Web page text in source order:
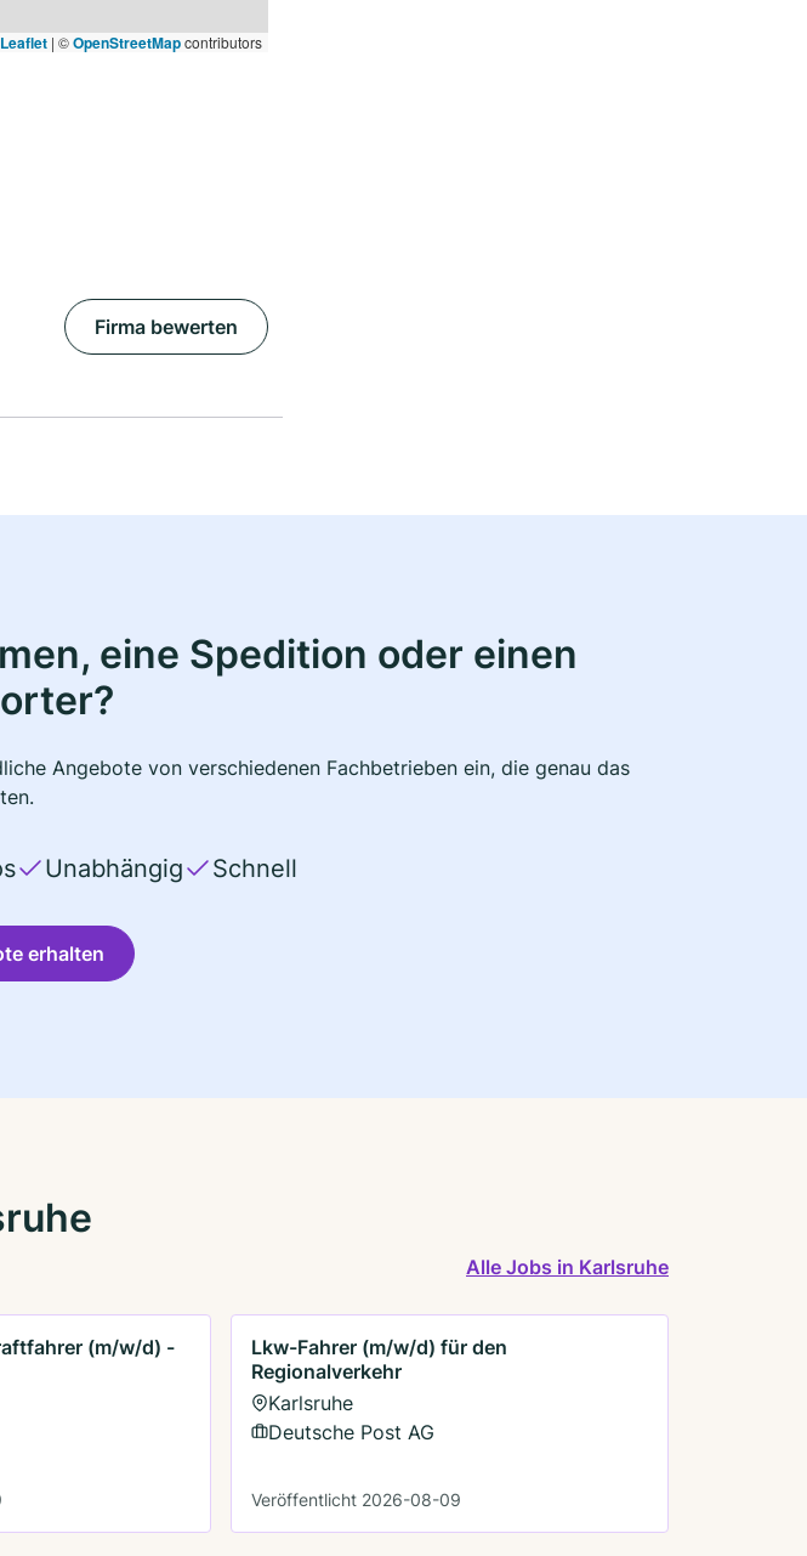
Leaflet | ©OpenStreetMapcontributors
Firma bewerten
eine Spedition oder einen
Angebote von verschiedenen Fachbetrieben ein, die genau das
Unabhängig Schnell
erhalten
Alle Jobs in Karlsruhe
(m/w/d) -
Lkw-Fahrer (m/w/d) für den
Regionalverkehr
Karlsruhe
Deutsche Post AG
Veröffentlicht 2026-08-09